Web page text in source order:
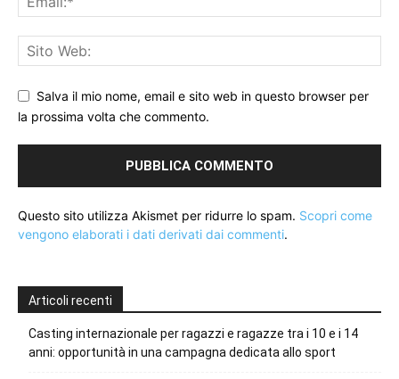
Salva il mio nome, email e sito web in questo browser per
la prossima volta che commento.
Questo sito utilizza Akismet per ridurre lo spam. Scopri come
vengono elaborati i dati derivati dai commenti.
Articoli recenti
Casting internazionale per ragazzi e ragazze tra i 10 e i 14
anni: opportunità in una campagna dedicata allo sport